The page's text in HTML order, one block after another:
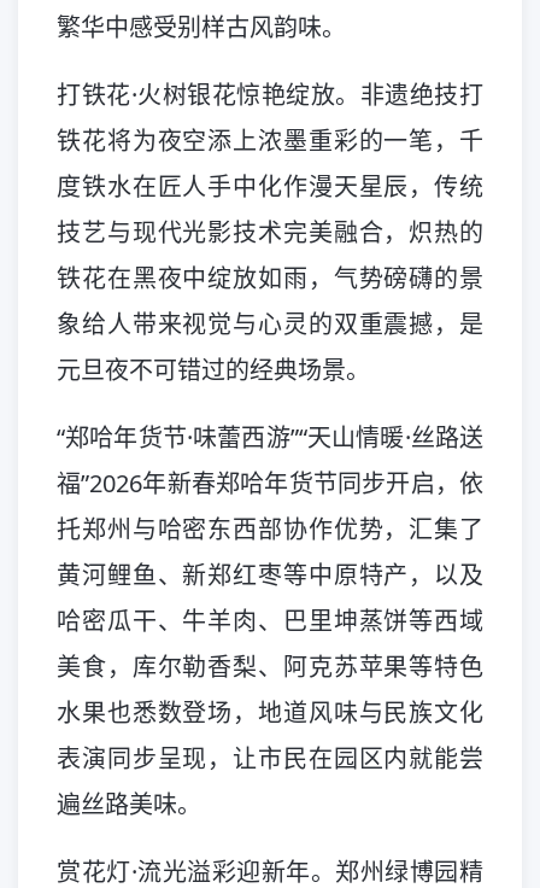
繁华中感受别样古风韵味。
打铁花·火树银花惊艳绽放。非遗绝技打
铁花将为夜空添上浓墨重彩的一笔，千
度铁水在匠人手中化作漫天星辰，传统
技艺与现代光影技术完美融合，炽热的
铁花在黑夜中绽放如雨，气势磅礴的景
象给人带来视觉与心灵的双重震撼，是
元旦夜不可错过的经典场景。
“郑哈年货节·味蕾西游”“天山情暖·丝路送
福”2026年新春郑哈年货节同步开启，依
托郑州与哈密东西部协作优势，汇集了
黄河鲤鱼、新郑红枣等中原特产，以及
哈密瓜干、牛羊肉、巴里坤蒸饼等西域
美食，库尔勒香梨、阿克苏苹果等特色
水果也悉数登场，地道风味与民族文化
表演同步呈现，让市民在园区内就能尝
遍丝路美味。
赏花灯·流光溢彩迎新年。郑州绿博园精